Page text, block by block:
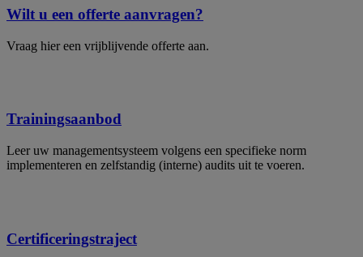
Wilt u een offerte aanvragen?
Vraag hier een vrijblijvende offerte aan.
Trainingsaanbod
Leer uw managementsysteem volgens een specifieke norm
implementeren en zelfstandig (interne) audits uit te voeren.
Certificeringstraject